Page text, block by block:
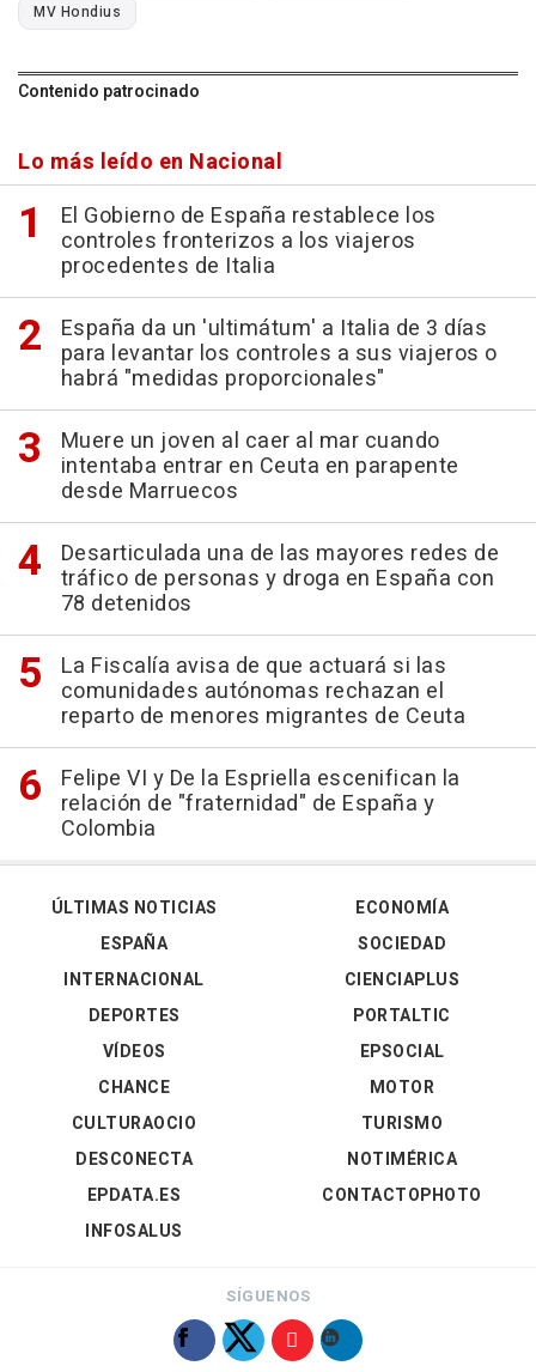
MV Hondius
Contenido patrocinado
Lo más leído en Nacional
El Gobierno de España restablece los
controles fronterizos a los viajeros
procedentes de Italia
España da un 'ultimátum' a Italia de 3 días
para levantar los controles a sus viajeros o
habrá "medidas proporcionales"
Muere un joven al caer al mar cuando
intentaba entrar en Ceuta en parapente
desde Marruecos
Desarticulada una de las mayores redes de
tráfico de personas y droga en España con
78 detenidos
La Fiscalía avisa de que actuará si las
comunidades autónomas rechazan el
reparto de menores migrantes de Ceuta
Felipe VI y De la Espriella escenifican la
relación de "fraternidad" de España y
Colombia
ÚLTIMAS NOTICIAS
ESPAÑA
INTERNACIONAL
DEPORTES
VÍDEOS
ECONOMÍA
SOCIEDAD
CIENCIAPLUS
PORTALTIC
EPSOCIAL
CHANCE
CULTURAOCIO
DESCONECTA
EPDATA.ES
INFOSALUS
MOTOR
TURISMO
NOTIMÉRICA
CONTACTOPHOTO
SÍGUENOS